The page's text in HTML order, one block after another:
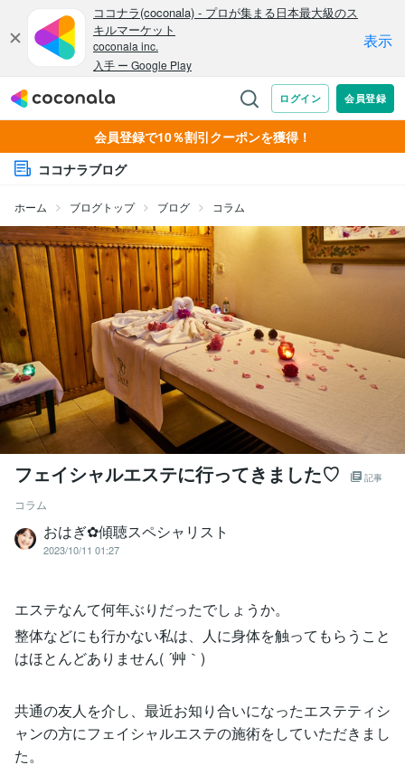
会員登録で10％割引クーポンを獲得！
ココナラブログ
ホーム ブログトップ ブログ コラム
フェイシャルエステに行ってきました♡ 記事
コラム
おはぎ✿傾聴スペシャリスト
2023/10/11 01:27
エステなんて何年ぶりだったでしょうか。
整体などにも行かない私は、人に身体を触ってもらうこと
はほとんどありません( ´艸｀)
共通の友人を介し、最近お知り合いになったエステティシ
ャンの方にフェイシャルエステの施術をしていただきまし
た。